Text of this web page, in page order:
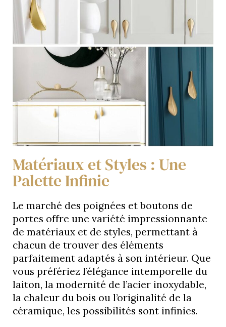
Matériaux et Styles : Une
Palette Infinie
Le marché des poignées et boutons de
portes offre une variété impressionnante
de matériaux et de styles, permettant à
chacun de trouver des éléments
parfaitement adaptés à son intérieur. Que
vous préfériez l’élégance intemporelle du
laiton, la modernité de l’acier inoxydable,
la chaleur du bois ou l’originalité de la
céramique, les possibilités sont infinies.